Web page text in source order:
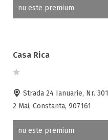
nu este premium
Casa Rica
Strada 24 Ianuarie, Nr. 301
2 Mai, Constanta, 907161
nu este premium